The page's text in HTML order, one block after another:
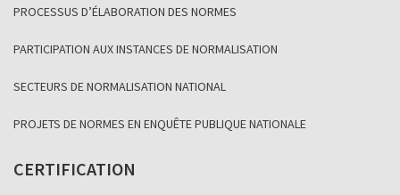
PROCESSUS D’ÉLABORATION DES NORMES
PARTICIPATION AUX INSTANCES DE NORMALISATION
SECTEURS DE NORMALISATION NATIONAL
PROJETS DE NORMES EN ENQUÊTE PUBLIQUE NATIONALE
CERTIFICATION